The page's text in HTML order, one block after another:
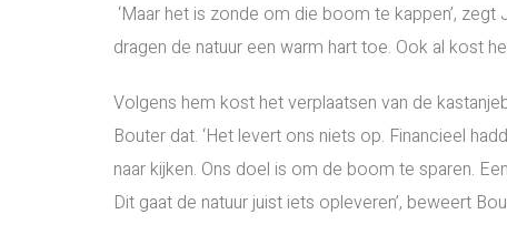
‘Maar het is zonde om die boom te kappen’,
dragen de natuur een warm hart toe. Ook al kost
Volgens hem kost het verplaatsen van de
Bouter dat. ‘Het levert ons niets op. Financieel
naar kijken. Ons doel is om de boom te sparen.
Dit gaat de natuur juist iets opleveren’, beweert